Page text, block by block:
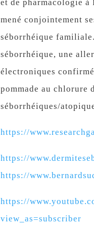
et de pharmacologie à
mené conjointement
séborrhéique
séborrhéique, une
électroniques
pommade au chlorure
séborrhéiques/
https://
https://
https://
https://
view_as=subscriber